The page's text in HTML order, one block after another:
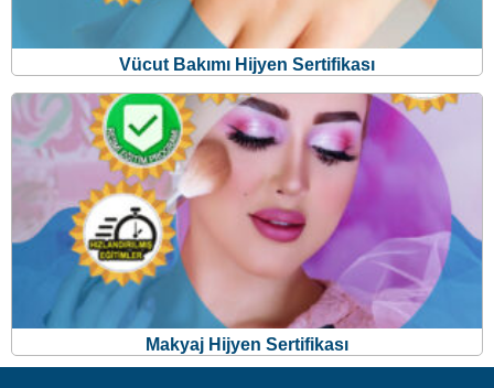
Vücut Bakımı Hijyen Sertifikası
Makyaj Hijyen Sertifikası